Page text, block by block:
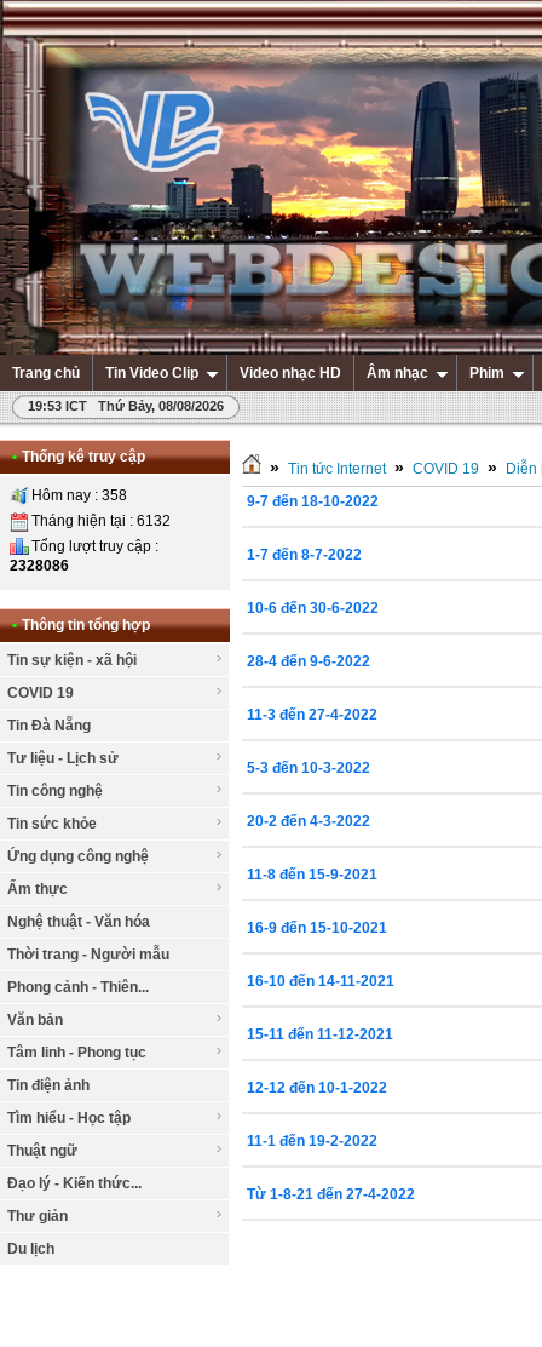
Trang chủ Tin Video Clip Video nhạc HD Âm nhạc Phim
19:53 ICT Thứ Bảy, 08/08/2026
• Thống kê truy cập
Hôm nay : 358
Tháng hiện tại : 6132
Tổng lượt truy cập :
2328086
• Thông tin tổng hợp
Tin sự kiện - xã hội
COVID 19
Tin Đà Nẵng
Tư liệu - Lịch sử
Tin công nghệ
Tin sức khỏe
Ứng dụng công nghệ
Ẩm thực
Nghệ thuật - Văn hóa
Thời trang - Người mẫu
Phong cảnh - Thiên...
Văn bản
Tâm linh - Phong tục
Tin điện ảnh
Tìm hiểu - Học tập
Thuật ngữ
Đạo lý - Kiến thức...
Thư giản
Du lịch
» Tin tức Internet » COVID 19 »
Diễn
9-7 đến 18-10-2022
1-7 đến 8-7-2022
10-6 đến 30-6-2022
28-4 đến 9-6-2022
11-3 đến 27-4-2022
5-3 đến 10-3-2022
20-2 đến 4-3-2022
11-8 đến 15-9-2021
16-9 đến 15-10-2021
16-10 đến 14-11-2021
15-11 đến 11-12-2021
12-12 đến 10-1-2022
11-1 đến 19-2-2022
Từ 1-8-21 đến 27-4-2022